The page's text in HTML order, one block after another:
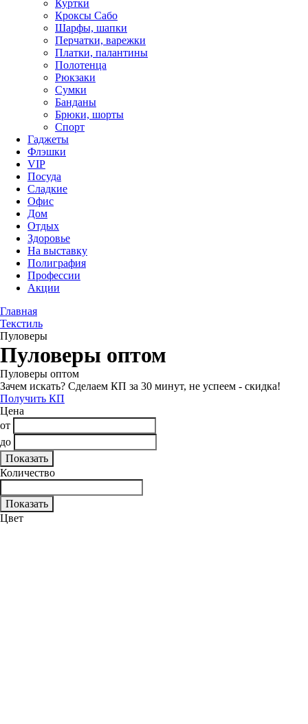
Куртки
Кроксы Сабо
Шарфы, шапки
Перчатки, варежки
Платки, палантины
Полотенца
Рюкзаки
Сумки
Банданы
Брюки, шорты
Спорт
Гаджеты
Флэшки
VIP
Посуда
Сладкие
Офис
Дом
Отдых
Здоровье
На выставку
Полиграфия
Профессии
Акции
Главная
Текстиль
Пуловеры
Пуловеры оптом
Пуловеры оптом
Зачем искать? Сделаем КП за 30 минут, не успеем - скидка!
Получить КП
Цена
от
до
Количество
Цвет